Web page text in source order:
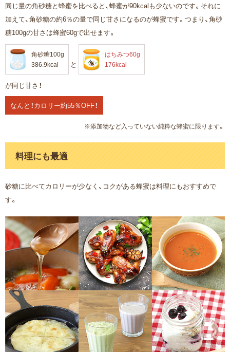
同じ量の角砂糖と蜂蜜を比べると、蜂蜜が90kcalも少ないのです。それに
加えて、角砂糖の約6％の量で同じ甘さになるのが蜂蜜です。つまり、角砂
糖100gの甘さは蜂蜜60gで出せます。
角砂糖100g
386.9kcal
と
はちみつ60g
176kcal
が同じ甘さ！
なんと！カロリー約55％OFF！
※添加物など入っていない純粋な蜂蜜に限ります。
料理にも最適
砂糖に比べてカロリーが少なく、コクがある蜂蜜は料理にもおすすめで
す。